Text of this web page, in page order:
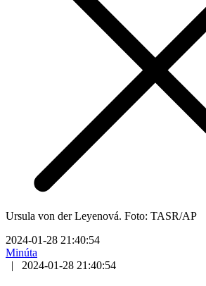
Ursula von der Leyenová. Foto: TASR/AP
2024-01-28 21:40:54
Minúta
|
2024-01-28 21:40:54